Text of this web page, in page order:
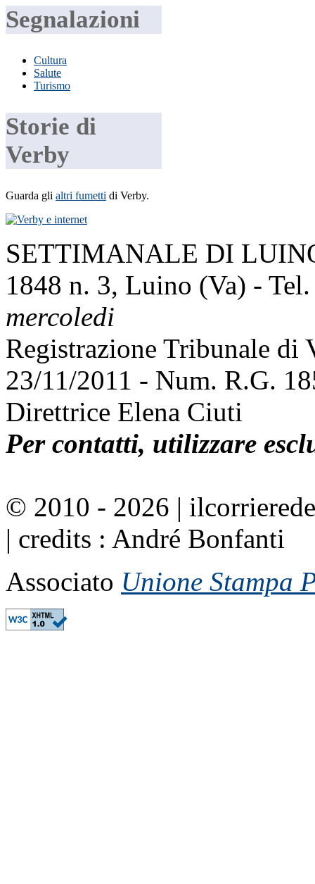
Segnalazioni
Cultura
Salute
Turismo
Storie di
Verby
Guarda gli altri fumetti di Verby.
SETTIMANALE DI
1848 n. 3, Luino (Va) -
mercoledi
Registrazione Tribunale di
23/11/2011 - Num. R.G.
Direttrice Elena Ciuti
Per contatti, utilizzare
© 2010 - 2026 |
| credits : André Bonfanti
Associato Unione Stampa